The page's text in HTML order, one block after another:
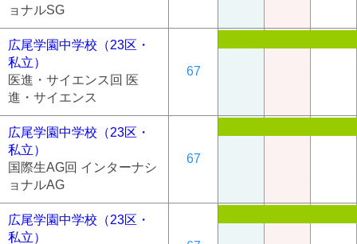
ョナルSG
広尾学園中学校（23区・
私立）
医進・サイエンス回 医
進・サイエンス
67
広尾学園中学校（23区・
私立）
国際生AG回 インターナシ
ョナルAG
67
広尾学園中学校（23区・
私立）